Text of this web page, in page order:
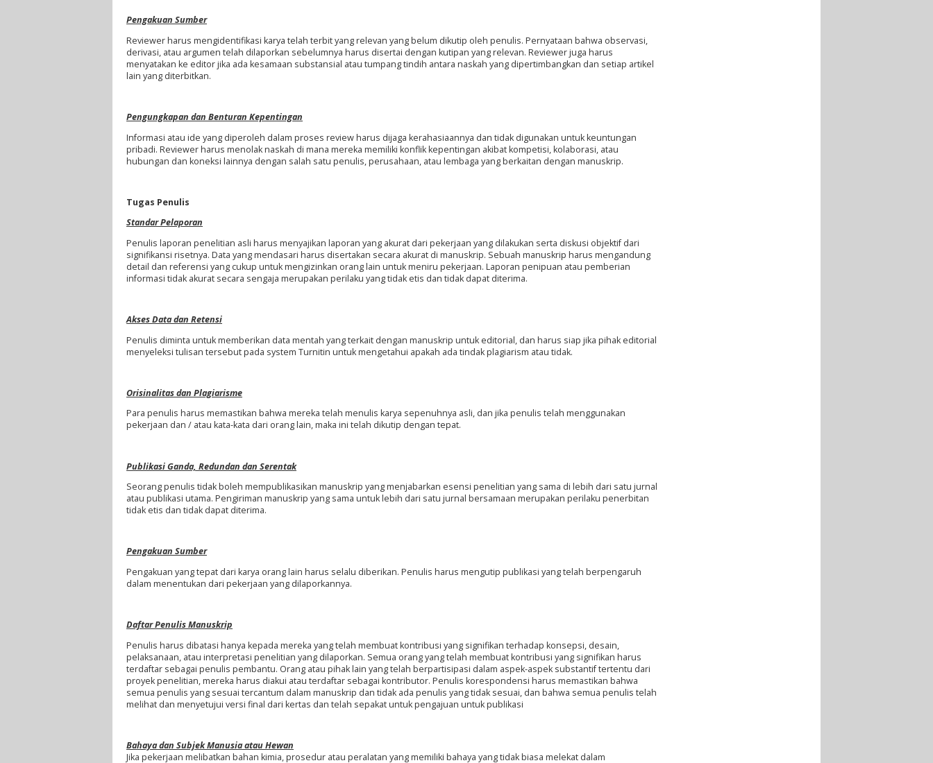
Pengakuan Sumber
Reviewer harus mengidentifikasi karya telah terbit yang relevan yang belum dikutip oleh penulis. Pernyataan bahwa observasi,
derivasi, atau argumen telah dilaporkan sebelumnya harus disertai dengan kutipan yang relevan. Reviewer juga harus
menyatakan ke editor jika ada kesamaan substansial atau tumpang tindih antara naskah yang dipertimbangkan dan setiap artikel
lain yang diterbitkan.
Pengungkapan dan Benturan Kepentingan
Informasi atau ide yang diperoleh dalam proses review harus dijaga kerahasiaannya dan tidak digunakan untuk keuntungan
pribadi. Reviewer harus menolak naskah di mana mereka memiliki konflik kepentingan akibat kompetisi, kolaborasi, atau
hubungan dan koneksi lainnya dengan salah satu penulis, perusahaan, atau lembaga yang berkaitan dengan manuskrip.
Tugas Penulis
Standar Pelaporan
Penulis laporan penelitian asli harus menyajikan laporan yang akurat dari pekerjaan yang dilakukan serta diskusi objektif dari
signifikansi risetnya. Data yang mendasari harus disertakan secara akurat di manuskrip. Sebuah manuskrip harus mengandung
detail dan referensi yang cukup untuk mengizinkan orang lain untuk meniru pekerjaan. Laporan penipuan atau pemberian
informasi tidak akurat secara sengaja merupakan perilaku yang tidak etis dan tidak dapat diterima.
Akses Data dan Retensi
Penulis diminta untuk memberikan data mentah yang terkait dengan manuskrip untuk editorial, dan harus siap jika pihak editorial
menyeleksi tulisan tersebut pada system Turnitin untuk mengetahui apakah ada tindak plagiarism atau tidak.
Orisinalitas dan Plagiarisme
Para penulis harus memastikan bahwa mereka telah menulis karya sepenuhnya asli, dan jika penulis telah menggunakan
pekerjaan dan / atau kata-kata dari orang lain, maka ini telah dikutip dengan tepat.
Publikasi Ganda, Redundan dan Serentak
Seorang penulis tidak boleh mempublikasikan manuskrip yang menjabarkan esensi penelitian yang sama di lebih dari satu jurnal
atau publikasi utama. Pengiriman manuskrip yang sama untuk lebih dari satu jurnal bersamaan merupakan perilaku penerbitan
tidak etis dan tidak dapat diterima.
Pengakuan Sumber
Pengakuan yang tepat dari karya orang lain harus selalu diberikan. Penulis harus mengutip publikasi yang telah berpengaruh
dalam menentukan dari pekerjaan yang dilaporkannya.
Daftar Penulis Manuskrip
Penulis harus dibatasi hanya kepada mereka yang telah membuat kontribusi yang signifikan terhadap konsepsi, desain,
pelaksanaan, atau interpretasi penelitian yang dilaporkan. Semua orang yang telah membuat kontribusi yang signifikan harus
terdaftar sebagai penulis pembantu. Orang atau pihak lain yang telah berpartisipasi dalam aspek-aspek substantif tertentu dari
proyek penelitian, mereka harus diakui atau terdaftar sebagai kontributor. Penulis korespondensi harus memastikan bahwa
semua penulis yang sesuai tercantum dalam manuskrip dan tidak ada penulis yang tidak sesuai, dan bahwa semua penulis telah
melihat dan menyetujui versi final dari kertas dan telah sepakat untuk pengajuan untuk publikasi
Bahaya dan Subjek Manusia atau Hewan
Jika pekerjaan melibatkan bahan kimia, prosedur atau peralatan yang memiliki bahaya yang tidak biasa melekat dalam